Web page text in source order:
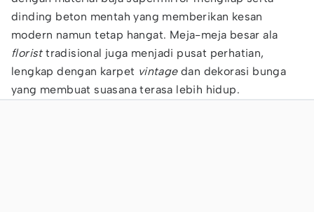
dinding beton mentah yang memberikan kesan
modern namun tetap hangat. Meja-meja besar ala
floristtradisional juga menjadi pusat perhatian,
lengkap dengan karpet vintagedan dekorasi bunga
yang membuat suasana terasa lebih hidup.